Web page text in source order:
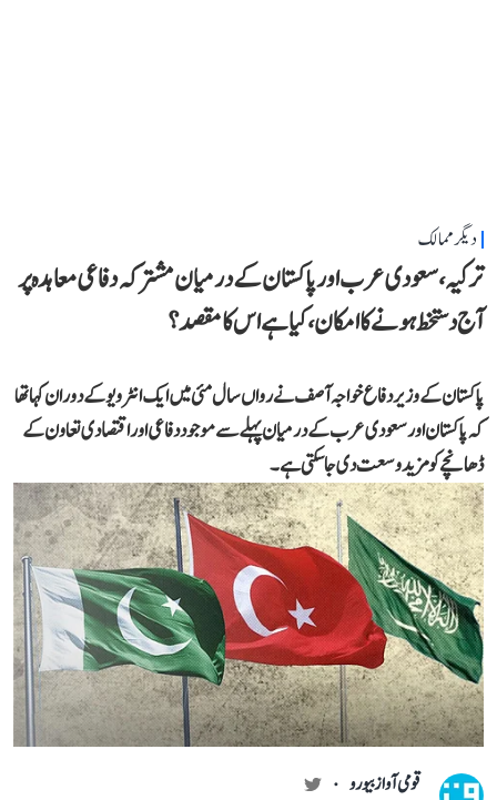
دیگر ممالک
ترکیہ، سعودی عرب اور پاکستان کے درمیان مشترکہ دفاعی معاہدہ پر
آج دستخط ہونے کا امکان، کیا ہے اس کا مقصد؟
پاکستان کے وزیر دفاع خواجہ آصف نے رواں سال مئی میں ایک انٹرویو کے دوران کہا تھا
کہ پاکستان اور سعودی عرب کے درمیان پہلے سے موجود دفاعی اور اقتصادی تعاون کے
ڈھانچے کو مزید وسعت دی جا سکتی ہے۔
قومی آواز بیورو